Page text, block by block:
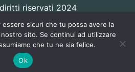
riservati 2024
Fiscale: 14471270968 | Sede
Daimler 18, 20151 Milano (MI),
REA: MI-2786922
essere sicuri che tu possa avere la
sito. Se continui ad utilizzare
che tu ne sia felice.
Ok